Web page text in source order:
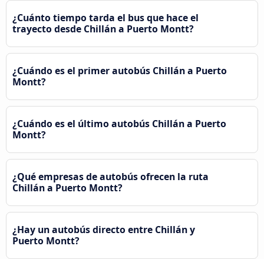
¿Cuánto tiempo tarda el bus que hace el
trayecto desde Chillán a Puerto Montt?
¿Cuándo es el primer autobús Chillán a Puerto
Montt?
¿Cuándo es el último autobús Chillán a Puerto
Montt?
¿Qué empresas de autobús ofrecen la ruta
Chillán a Puerto Montt?
¿Hay un autobús directo entre Chillán y
Puerto Montt?